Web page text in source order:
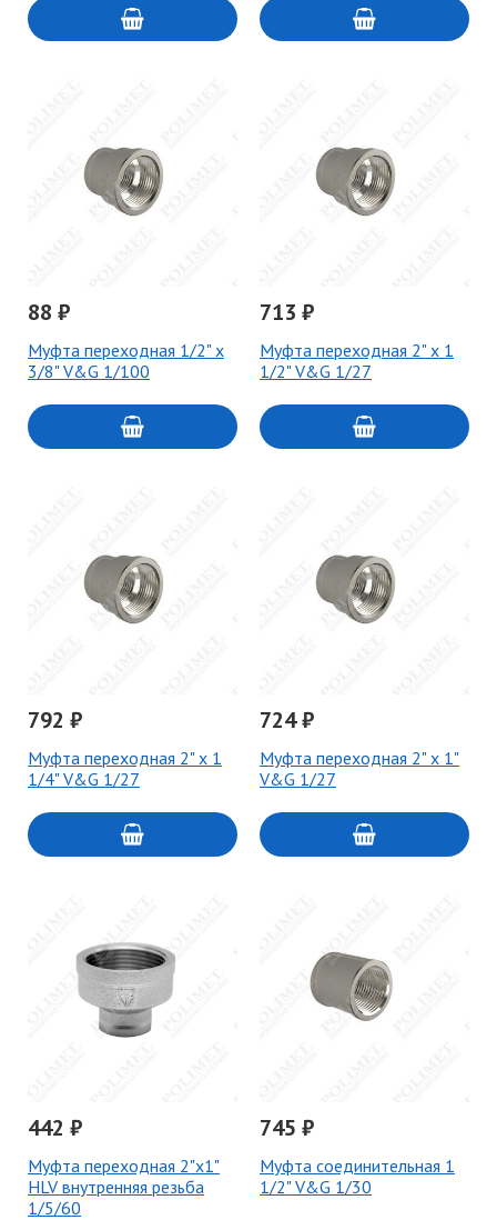
88 ₽
Муфта переходная 1/2" x
3/8" V&G 1/100
713 ₽
Муфта переходная 2" х 1
1/2" V&G 1/27
792 ₽
Муфта переходная 2" х 1
1/4" V&G 1/27
724 ₽
Муфта переходная 2" х 1"
V&G 1/27
442 ₽
Муфта переходная 2"х1"
HLV внутренняя резьба
1/5/60
745 ₽
Муфта соединительная 1
1/2" V&G 1/30